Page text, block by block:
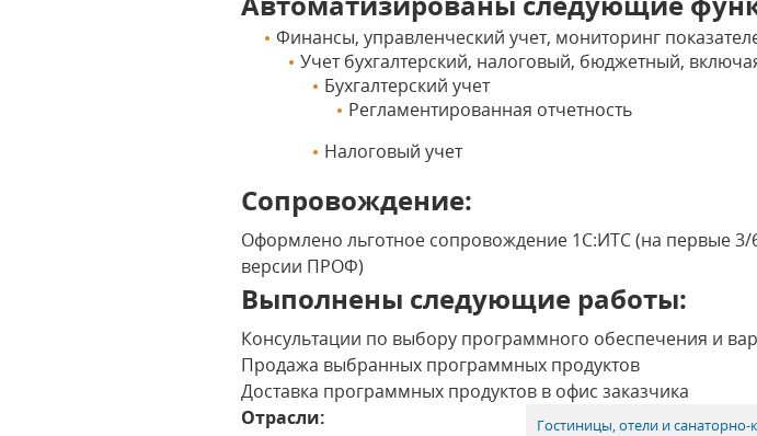
Финансы, управленческий учет, мониторинг
Учет бухгалтерский, налоговый, бюджетный,
Бухгалтерский учет
Регламентированная отчетность
Налоговый учет
Сопровождение:
Оформлено льготное сопровождение 1С:ИТС (на первые 3/
версии ПРОФ)
Выполнены следующие работы:
Консультации по выбору программного обеспечения и
Продажа выбранных программных продуктов
Доставка программных продуктов в офис заказчика
Отрасли:
Гостиницы, отели и